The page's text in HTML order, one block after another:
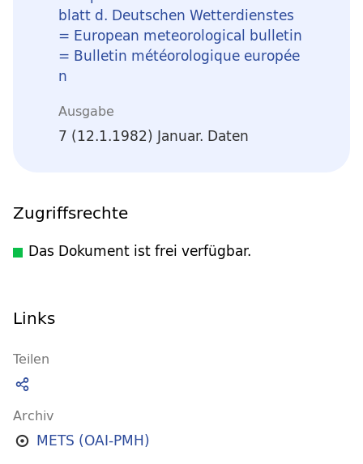
blatt d. Deutschen Wetterdienstes
= European meteorological bulletin
= Bulletin météorologique europée
n
Ausgabe
7 (12.1.1982) Januar. Daten
Zugriffsrechte
Das Dokument ist frei verfügbar.
Links
Teilen
Archiv
METS (OAI-PMH)